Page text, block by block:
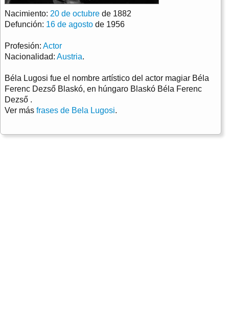
Nacimiento: 20 de octubre de 1882
Defunción: 16 de agosto de 1956
Profesión: Actor
Nacionalidad: Austria.
Béla Lugosi fue el nombre artístico del actor magiar Béla
Ferenc Dezső Blaskó, en húngaro Blaskó Béla Ferenc
Dezső .
Ver más frases de Bela Lugosi.